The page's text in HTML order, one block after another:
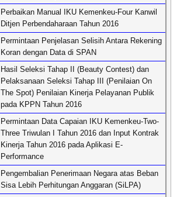
Perbaikan Manual IKU Kemenkeu-Four Kanwil
Ditjen Perbendaharaan Tahun 2016
Permintaan Penjelasan Selisih Antara Rekening
Koran dengan Data di SPAN
Hasil Seleksi Tahap II (Beauty Contest) dan
Pelaksanaan Seleksi Tahap III (Penilaian On
The Spot) Penilaian Kinerja Pelayanan Publik
pada KPPN Tahun 2016
Permintaan Data Capaian IKU Kemenkeu-Two-
Three Triwulan I Tahun 2016 dan Input Kontrak
Kinerja Tahun 2016 pada Aplikasi E-
Performance
Pengembalian Penerimaan Negara atas Beban
Sisa Lebih Perhitungan Anggaran (SiLPA)